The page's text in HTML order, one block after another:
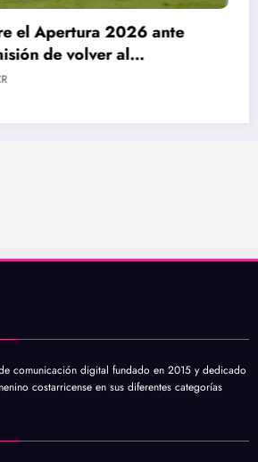
inaugural del Apertura
con cuartetas arbitrales 100
comunicación digital fundado en 2015 y dedicado